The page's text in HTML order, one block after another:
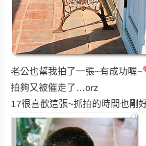
老公也幫我拍了一張~有成功喔~
拍夠又被催走了…orz
17很喜歡這張~抓拍的時間也剛